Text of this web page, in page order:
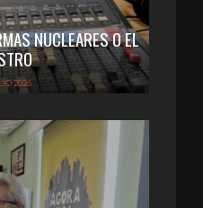
NUCLEARES O EL
2026